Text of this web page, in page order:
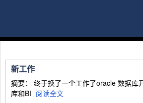
新工作
摘要： 终于换了一个工作了oracle 数据库
库和BI 阅读全文